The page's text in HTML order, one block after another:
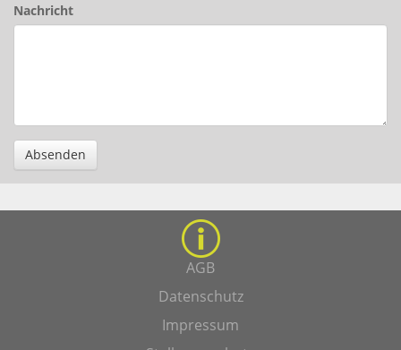
Nachricht
Absenden
AGB
Datenschutz
Impressum